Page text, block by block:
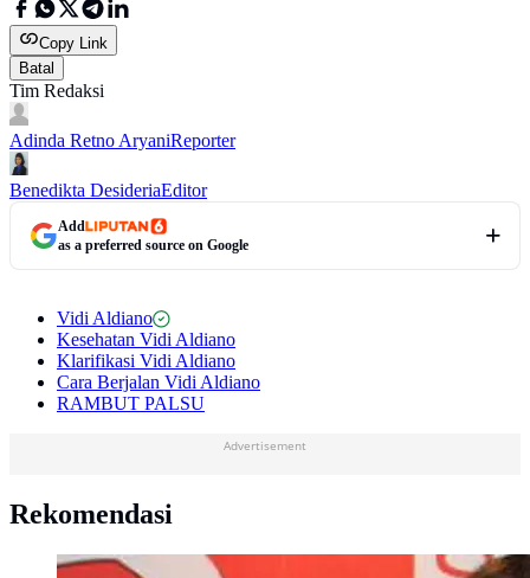
Copy Link
Batal
Tim Redaksi
Adinda Retno AryaniReporter
Benedikta DesideriaEditor
Add
as a preferred source on Google
Vidi Aldiano
Kesehatan Vidi Aldiano
Klarifikasi Vidi Aldiano
Cara Berjalan Vidi Aldiano
RAMBUT PALSU
Advertisement
Rekomendasi